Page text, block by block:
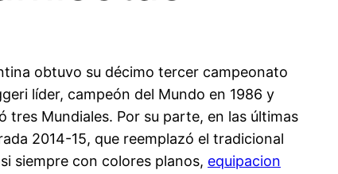
obtuvo su décimo tercer campeonato
líder, campeón del Mundo en 1986 y
tres Mundiales. Por su parte, en las últimas
2014-15, que reemplazó el tradicional
siempre con colores planos, equipacion